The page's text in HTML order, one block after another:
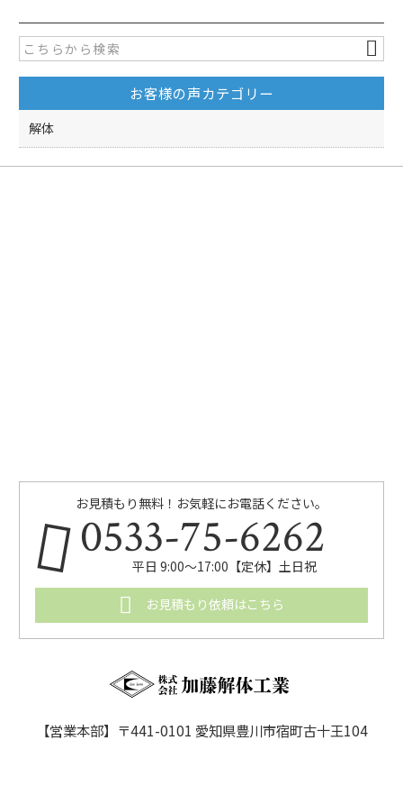
e
b
o
o
k
er
お客様の声カテゴリー
解体
お見積もり無料！お気軽にお電話ください。
0533-75-6262
平日 9:00〜17:00【定休】土日祝
お見積もり依頼はこちら
【営業本部】〒441-0101 愛知県豊川市宿町古十王104